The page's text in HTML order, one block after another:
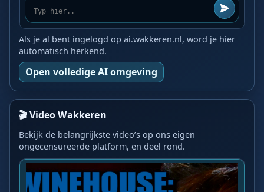
Als je al bent ingelogd op ai.wakkeren.nl, word je hier
automatisch herkend.
Open volledige AI omgeving
🎬 Video Wakkeren
Bekijk de belangrijkste video’s op ons eigen
ongecensureerde platform, en deel rond.